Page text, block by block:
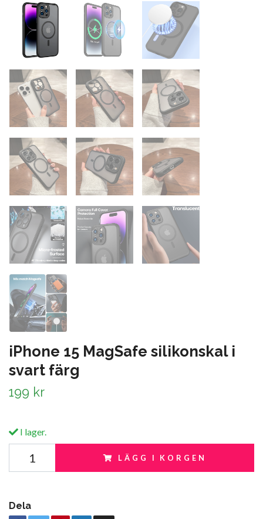
iPhone 15 MagSafe silikonskal i
svart färg
199 kr
I lager.
LÄGG I KORGEN
Dela